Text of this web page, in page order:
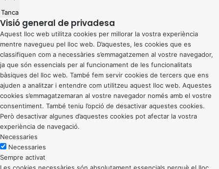
Tanca
Visió general de privadesa
Aquest lloc web utilitza cookies per millorar la vostra experiència
mentre navegueu pel lloc web. D’aquestes, les cookies que es
classifiquen com a necessàries s’emmagatzemen al vostre navegador,
ja que són essencials per al funcionament de les funcionalitats
bàsiques del lloc web. També fem servir cookies de tercers que ens
ajuden a analitzar i entendre com utilitzeu aquest lloc web. Aquestes
cookies s’emmagatzemaran al vostre navegador només amb el vostre
consentiment. També teniu l’opció de desactivar aquestes cookies.
Però desactivar algunes d’aquestes cookies pot afectar la vostra
experiència de navegació.
Necessaries
Necessaries
Sempre activat